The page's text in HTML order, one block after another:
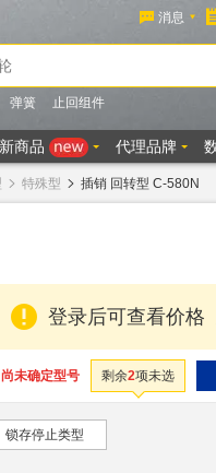
特殊型 插销 回转型 C-580N
登录后可查看价格
尚未确定型号 剩余2项未选
锁存停止类型